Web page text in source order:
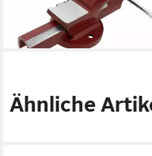
139,90 €
lieferbar - in 2-3 Werktagen bei
Ähnliche